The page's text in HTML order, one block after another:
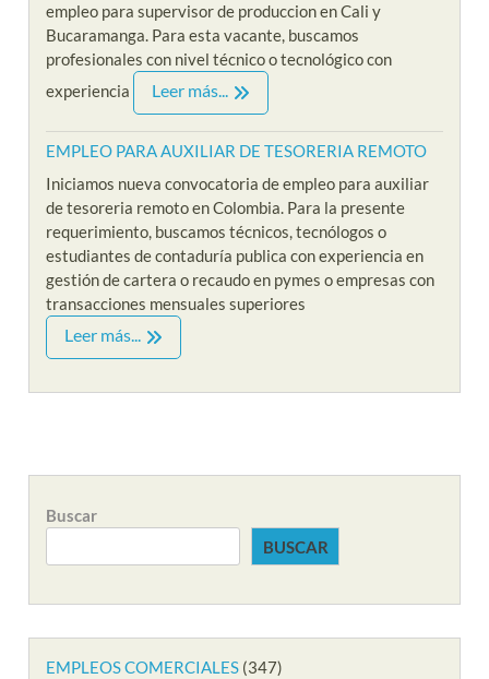
empleo para supervisor de produccion en Cali y
Bucaramanga. Para esta vacante, buscamos
profesionales con nivel técnico o tecnológico con
experiencia
Leer más...
EMPLEO PARA AUXILIAR DE TESORERIA REMOTO
Iniciamos nueva convocatoria de empleo para auxiliar
de tesoreria remoto en Colombia. Para la presente
requerimiento, buscamos técnicos, tecnólogos o
estudiantes de contaduría publica con experiencia en
gestión de cartera o recaudo en pymes o empresas con
transacciones mensuales superiores
Leer más...
Buscar
BUSCAR
EMPLEOS COMERCIALES (347)